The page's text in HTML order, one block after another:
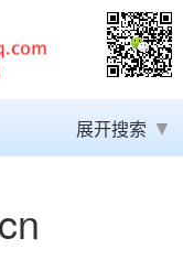
展开搜索